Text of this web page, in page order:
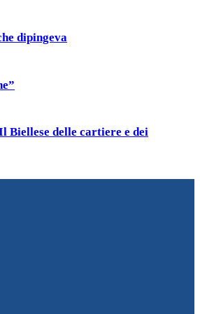
dipingeva
Biellese delle cartiere e dei